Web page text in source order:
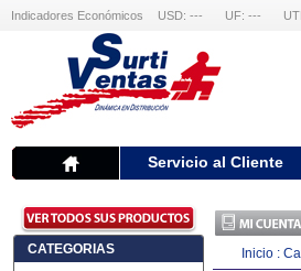
Indicadores Económicos USD: --- UF: ---
Servicio al Cliente
CATEGORIAS Inicio :